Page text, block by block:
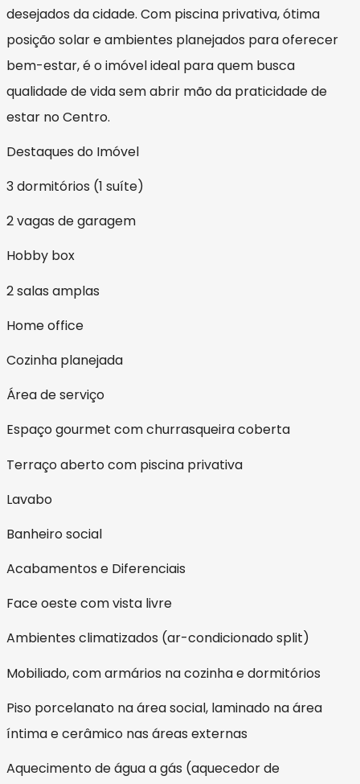
desejados da cidade. Com piscina privativa, ótima
posição solar e ambientes planejados para oferecer
bem-estar, é o imóvel ideal para quem busca
qualidade de vida sem abrir mão da praticidade de
estar no Centro.
Destaques do Imóvel
3 dormitórios (1 suíte)
2 vagas de garagem
Hobby box
2 salas amplas
Home office
Cozinha planejada
Área de serviço
Espaço gourmet com churrasqueira coberta
Terraço aberto com piscina privativa
Lavabo
Banheiro social
Acabamentos e Diferenciais
Face oeste com vista livre
Ambientes climatizados (ar-condicionado split)
Mobiliado, com armários na cozinha e dormitórios
Piso porcelanato na área social, laminado na área
íntima e cerâmico nas áreas externas
Aquecimento de água a gás (aquecedor de